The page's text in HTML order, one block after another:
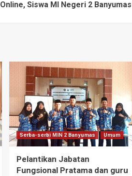
Online, Siswa MI Negeri 2 Banyumas
Serba-serbi MIN 2 Banyumas Umum
Pelantikan Jabatan
Fungsional Pratama dan guru